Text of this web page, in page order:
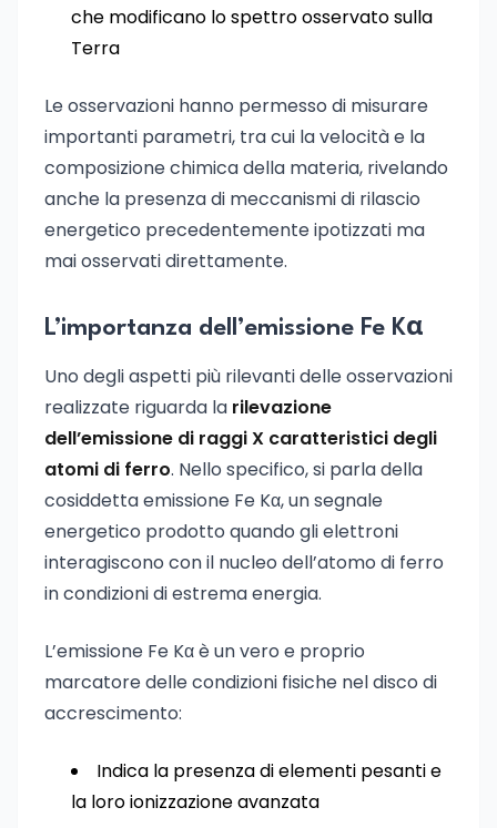
che modificano lo spettro osservato sulla
Terra
Le osservazioni hanno permesso di misurare
importanti parametri, tra cui la velocità e la
composizione chimica della materia, rivelando
anche la presenza di meccanismi di rilascio
energetico precedentemente ipotizzati ma
mai osservati direttamente.
L’importanza dell’emissione Fe Kα
Uno degli aspetti più rilevanti delle osservazioni
realizzate riguarda la rilevazione
dell’emissione di raggi X caratteristici degli
atomi di ferro. Nello specifico, si parla della
cosiddetta emissione Fe Kα, un segnale
energetico prodotto quando gli elettroni
interagiscono con il nucleo dell’atomo di ferro
in condizioni di estrema energia.
L’emissione Fe Kα è un vero e proprio
marcatore delle condizioni fisiche nel disco di
accrescimento:
Indica la presenza di elementi pesanti e
la loro ionizzazione avanzata